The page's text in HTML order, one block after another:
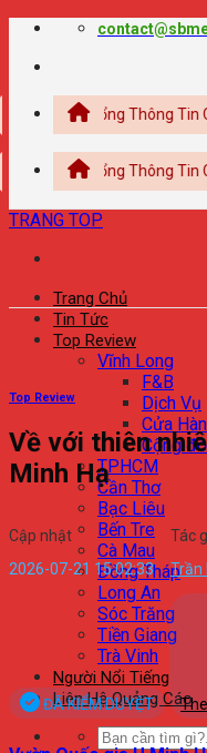
Chuyển
| Cổng Thông Tin Cung
| Cổng Thông Tin Cung
TRANG TOP
Trang Chủ
Tin Tức
Top Review
Vĩnh Long
F&B
Dịch Vụ
Cửa
Cộng
TPHCM
Cần Thơ
Bạc Liêu
Bến Tre
Cà Mau
Đồng Tháp
Long An
Sóc Trăng
Tiền Giang
Trà Vinh
Người Nổi Tiếng
Liên Hệ Quảng Cáo
Top Review
Về với thiên
Minh Hạ
Cập nhật
2026-07-21 15:02:33
Tác
Trần
ĐÃ KIỂM DUYỆT